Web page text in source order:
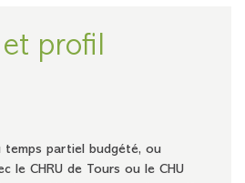
et profil
temps partiel budgété, ou
le CHRU de Tours ou le CHU